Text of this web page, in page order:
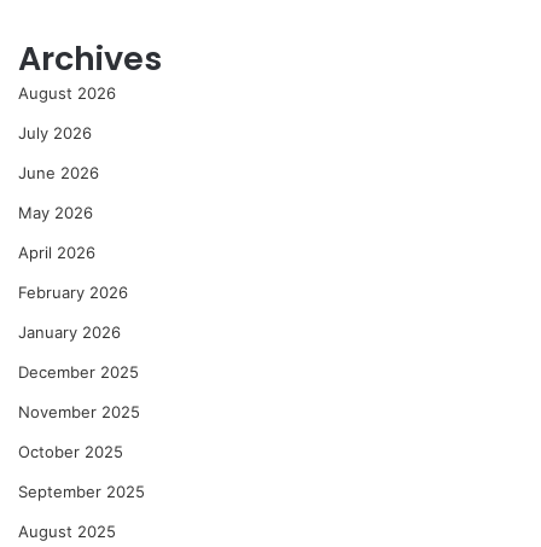
Archives
August 2026
July 2026
June 2026
May 2026
April 2026
February 2026
January 2026
December 2025
November 2025
October 2025
September 2025
August 2025